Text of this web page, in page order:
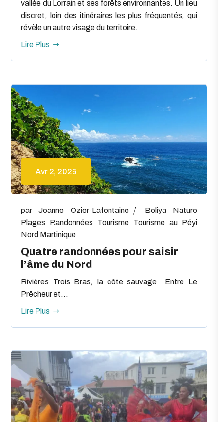
vallée du Lorrain et ses forêts environnantes. Un lieu
discret, loin des itinéraires les plus fréquentés, qui
révèle un autre visage du territoire.
Lire Plus
Avr 2, 2026
Quatre randonnées pour saisir
l’âme du Nord
parJeanne Ozier-Lafontaine Beliya
Nature
Plages
Randonnées Tourisme Tourisme au Péyi
Nord Martinique
Rivières Trois Bras, la côte sauvage Entre Le
Prêcheur et...
Lire Plus